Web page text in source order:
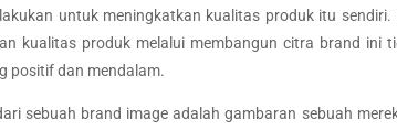
untuk meningkatkan kualitas produk itu
kualitas produk melalui membangun citra brand
positif dan mendalam.
sebuah brand image adalah gambaran sebuah